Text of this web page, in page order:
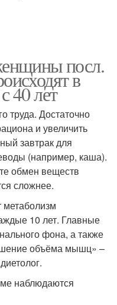
посл.
в
40 лет
труда. Достаточно
и увеличить
завтрак для
(например, каша).
обмен веществ
сложнее.
метаболизм
10 лет. Главные
фона, а также
объёма мышц» –
наблюдаются